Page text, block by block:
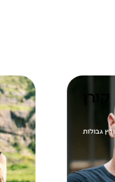
זיו קורן
צילום פורץ גבולות